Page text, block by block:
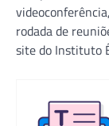
rodada de
site do Instituto